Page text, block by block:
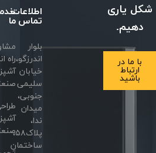
یاری
ما در
ارتباط
باشید
اطلاعات
تماس
بلوار
اندرزگو،
خیابان
سلیمی
جنوبی،
میدان
پلاک۵۸،
ساختمان
خدمات
ما
مشاوره
راه اندازی
آشپزخانه
صنعتی
طراحی
آشپزخانه
صنعتی